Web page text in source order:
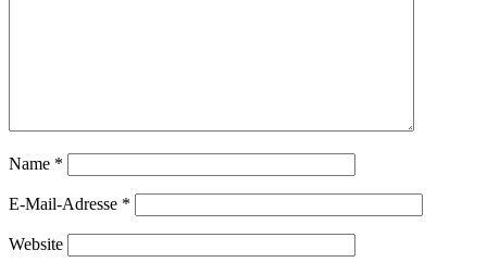
Name *
E-Mail-Adresse *
Website